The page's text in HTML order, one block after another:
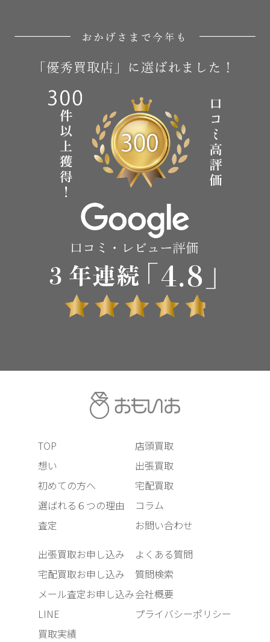
TOP
想い
初めての方へ
選ばれる６つの理由
査定
店頭買取
出張買取
宅配買取
コラム
お問い合わせ
出張買取お申し込み
宅配買取お申し込み
メール査定お申し込み
LINE
買取実績
よくある質問
質問検索
会社概要
プライバシーポリシー